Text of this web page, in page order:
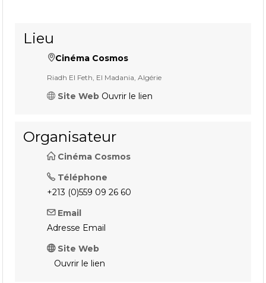
Lieu
Cinéma Cosmos
Riadh El Feth, El Madania, Algérie
Site Web Ouvrir le lien
Organisateur
Cinéma Cosmos
Téléphone
+213 (0)559 09 26 60
Email
Adresse Email
Site Web
Ouvrir le lien